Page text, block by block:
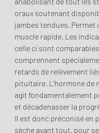
oraux soutenant
jambes tendues. Permet
muscle rapide. Les
celle ci sont
comprennent
retards de relèvement
pituitaire. L’hormone de
agit fondamentalement
et décadenasser la
Il est donc préconisé en
sèche avant tout, pour